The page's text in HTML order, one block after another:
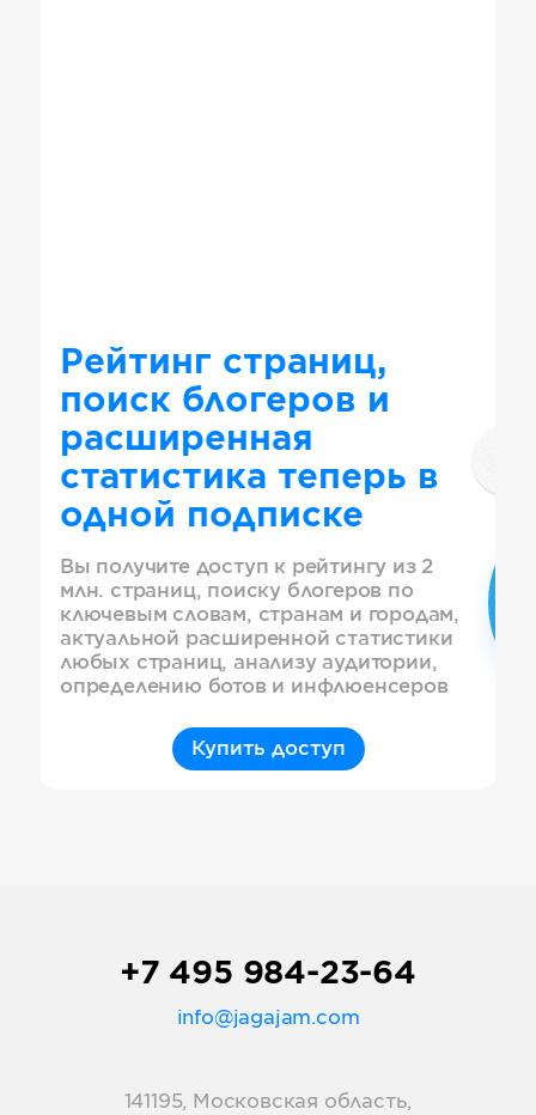
Рейтинг страниц,
поиск блогеров и
расширенная
статистика теперь в
одной подписке
Вы получите доступ к рейтингу из 2
млн. страниц, поиску блогеров по
ключевым словам, странам и городам,
актуальной расширенной статистики
любых страниц, анализу аудитории,
определению ботов и инфлюенсеров
Купить доступ
+7 495 984-23-64
info@jagajam.com
141195, Московская область,